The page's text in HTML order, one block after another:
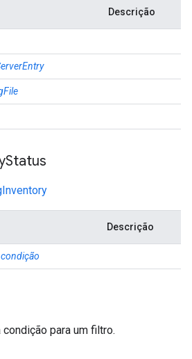
Descrição
Status
Descrição
condição
para um filtro.